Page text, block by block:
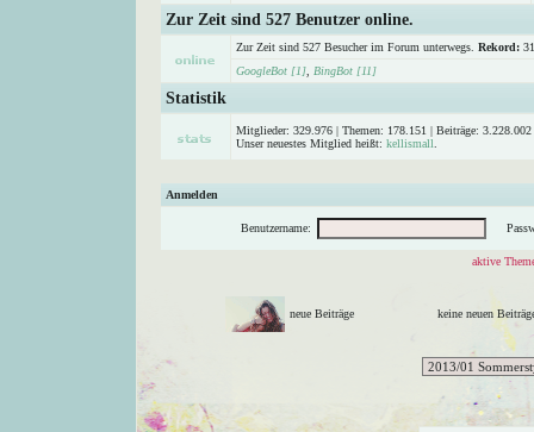
Zur Zeit sind 527 Benutzer online.
Zur Zeit sind 527 Besucher im Forum unterwegs. Rekord:
GoogleBot [1]
BingBot [11]
Statistik
Mitglieder: 329.976 | Themen: 178.151 | Beiträge:
Unser neuestes Mitglied heißt: kellismall
Anmelden
Benutzername:
aktive
neue Beiträge keine neuen